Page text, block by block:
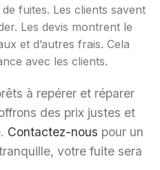
fuites. Les clients savent
Les devis montrent le
et d’autres frais. Cela
avec les clients.
à repérer et réparer
des prix justes et
Contactez-nous pour un
votre fuite sera